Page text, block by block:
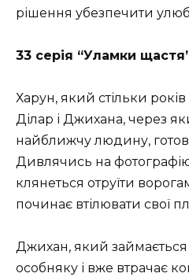
рішення убезпечити
33 серія “Уламки
Харун, який стільки
Ділар і Джихана, через
найближчу людину,
Дивлячись на
клянеться отруїти
починає втілювати свої
Джихан, який
особняку і вже втрачає